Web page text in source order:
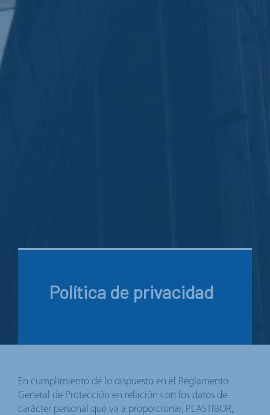
Política de privacidad
En cumplimiento de lo dispuesto en el Reglamento
General de Protección en relación con los datos de
carácter personal que va a proporcionar, PLASTIBOR,